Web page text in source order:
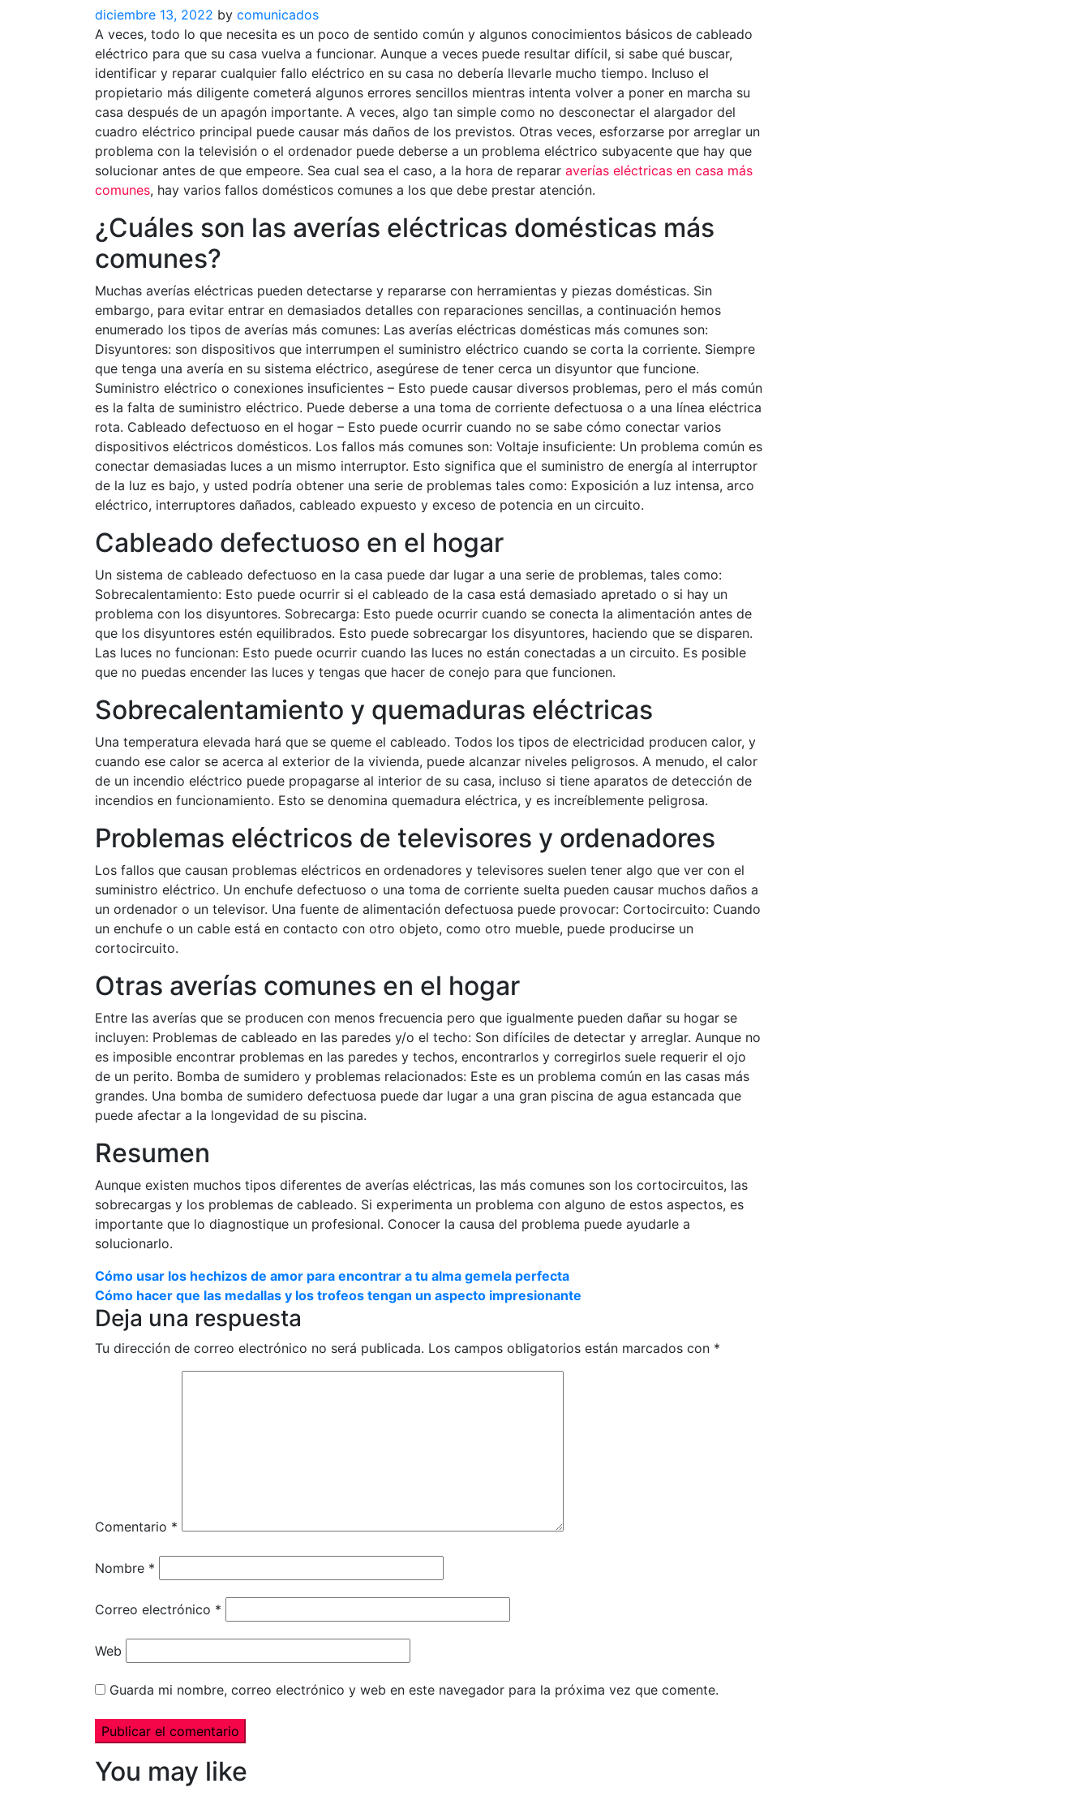
diciembre 13, 2022 by comunicados
A veces, todo lo que necesita es un poco de sentido común y algunos conocimientos básicos de cableado
eléctrico para que su casa vuelva a funcionar. Aunque a veces puede resultar difícil, si sabe qué buscar,
identificar y reparar cualquier fallo eléctrico en su casa no debería llevarle mucho tiempo. Incluso el
propietario más diligente cometerá algunos errores sencillos mientras intenta volver a poner en marcha su
casa después de un apagón importante. A veces, algo tan simple como no desconectar el alargador del
cuadro eléctrico principal puede causar más daños de los previstos. Otras veces, esforzarse por arreglar un
problema con la televisión o el ordenador puede deberse a un problema eléctrico subyacente que hay que
solucionar antes de que empeore. Sea cual sea el caso, a la hora de reparar averías eléctricas en casa más
comunes, hay varios fallos domésticos comunes a los que debe prestar atención.
¿Cuáles son las averías eléctricas domésticas más
comunes?
Muchas averías eléctricas pueden detectarse y repararse con herramientas y piezas domésticas. Sin
embargo, para evitar entrar en demasiados detalles con reparaciones sencillas, a continuación hemos
enumerado los tipos de averías más comunes: Las averías eléctricas domésticas más comunes son:
Disyuntores: son dispositivos que interrumpen el suministro eléctrico cuando se corta la corriente. Siempre
que tenga una avería en su sistema eléctrico, asegúrese de tener cerca un disyuntor que funcione.
Suministro eléctrico o conexiones insuficientes – Esto puede causar diversos problemas, pero el más común
es la falta de suministro eléctrico. Puede deberse a una toma de corriente defectuosa o a una línea eléctrica
rota. Cableado defectuoso en el hogar – Esto puede ocurrir cuando no se sabe cómo conectar varios
dispositivos eléctricos domésticos. Los fallos más comunes son: Voltaje insuficiente: Un problema común es
conectar demasiadas luces a un mismo interruptor. Esto significa que el suministro de energía al interruptor
de la luz es bajo, y usted podría obtener una serie de problemas tales como: Exposición a luz intensa, arco
eléctrico, interruptores dañados, cableado expuesto y exceso de potencia en un circuito.
Cableado defectuoso en el hogar
Un sistema de cableado defectuoso en la casa puede dar lugar a una serie de problemas, tales como:
Sobrecalentamiento: Esto puede ocurrir si el cableado de la casa está demasiado apretado o si hay un
problema con los disyuntores. Sobrecarga: Esto puede ocurrir cuando se conecta la alimentación antes de
que los disyuntores estén equilibrados. Esto puede sobrecargar los disyuntores, haciendo que se disparen.
Las luces no funcionan: Esto puede ocurrir cuando las luces no están conectadas a un circuito. Es posible
que no puedas encender las luces y tengas que hacer de conejo para que funcionen.
Sobrecalentamiento y quemaduras eléctricas
Una temperatura elevada hará que se queme el cableado. Todos los tipos de electricidad producen calor, y
cuando ese calor se acerca al exterior de la vivienda, puede alcanzar niveles peligrosos. A menudo, el calor
de un incendio eléctrico puede propagarse al interior de su casa, incluso si tiene aparatos de detección de
incendios en funcionamiento. Esto se denomina quemadura eléctrica, y es increíblemente peligrosa.
Problemas eléctricos de televisores y ordenadores
Los fallos que causan problemas eléctricos en ordenadores y televisores suelen tener algo que ver con el
suministro eléctrico. Un enchufe defectuoso o una toma de corriente suelta pueden causar muchos daños a
un ordenador o un televisor. Una fuente de alimentación defectuosa puede provocar: Cortocircuito: Cuando
un enchufe o un cable está en contacto con otro objeto, como otro mueble, puede producirse un
cortocircuito.
Otras averías comunes en el hogar
Entre las averías que se producen con menos frecuencia pero que igualmente pueden dañar su hogar se
incluyen: Problemas de cableado en las paredes y/o el techo: Son difíciles de detectar y arreglar. Aunque no
es imposible encontrar problemas en las paredes y techos, encontrarlos y corregirlos suele requerir el ojo
de un perito. Bomba de sumidero y problemas relacionados: Este es un problema común en las casas más
grandes. Una bomba de sumidero defectuosa puede dar lugar a una gran piscina de agua estancada que
puede afectar a la longevidad de su piscina.
Resumen
Aunque existen muchos tipos diferentes de averías eléctricas, las más comunes son los cortocircuitos, las
sobrecargas y los problemas de cableado. Si experimenta un problema con alguno de estos aspectos, es
importante que lo diagnostique un profesional. Conocer la causa del problema puede ayudarle a
solucionarlo.
Navegación
de
entradas
Cómo usar los hechizos de amor para encontrar a tu alma gemela perfecta
Cómo hacer que las medallas y los trofeos tengan un aspecto impresionante
Deja una respuesta
Tu dirección de correo electrónico no será publicada. Los campos obligatorios están marcados con *
Comentario *
Nombre *
Correo electrónico *
Web
Guarda mi nombre, correo electrónico y web en este navegador para la próxima vez que comente.
You may like